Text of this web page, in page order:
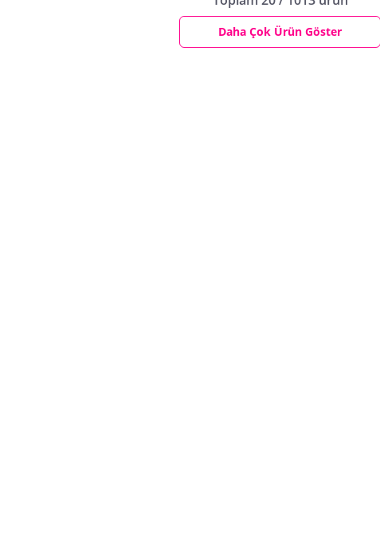
Daha Çok Ürün Göster